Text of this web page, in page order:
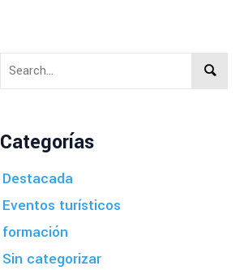
Categorías
Destacada
Eventos turísticos
formación
Sin categorizar